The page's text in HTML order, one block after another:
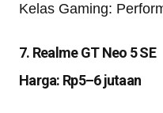
Kelas Gaming:
7. Realme GT Neo 5 SE
Harga: Rp5–6 jutaan